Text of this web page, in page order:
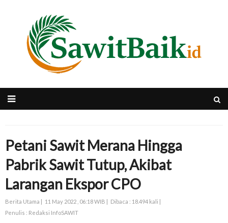
Petani Sawit Merana Hingga
Pabrik Sawit Tutup, Akibat
Larangan Ekspor CPO
Berita Utama | 11 May 2022 , 06:18 WIB | Dibaca : 18.494 kali |
Penulis : Redaksi InfoSAWIT